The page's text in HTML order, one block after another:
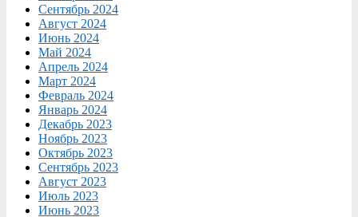
Сентябрь 2024
Август 2024
Июнь 2024
Май 2024
Апрель 2024
Март 2024
Февраль 2024
Январь 2024
Декабрь 2023
Ноябрь 2023
Октябрь 2023
Сентябрь 2023
Август 2023
Июль 2023
Июнь 2023